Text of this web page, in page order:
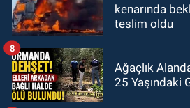
kenarında
teslim oldu
Ağaçlık
25 Yaşındaki
8